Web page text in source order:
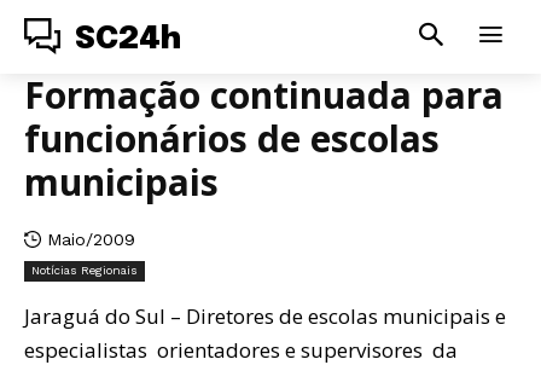
SC24h
Formação continuada para
funcionários de escolas
municipais
Maio/2009
Notícias Regionais
Jaraguá do Sul – Diretores de escolas municipais e
especialistas orientadores e supervisores da